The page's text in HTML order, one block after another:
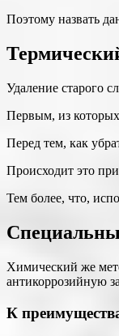
Поэтому назвать
Удаление старого
Первым, из которых
Перед тем, как
Происходит это
Тем более, что,
Химический же
антикоррозийную
К